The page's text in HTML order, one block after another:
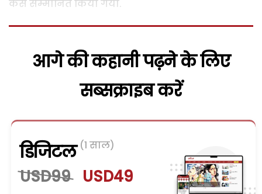
कैसे सम्मानित किया गया.
आगे की कहानी पढ़ने के लिए
सब्सक्राइब करें
डिजिटल (1 साल)
USD99 USD49